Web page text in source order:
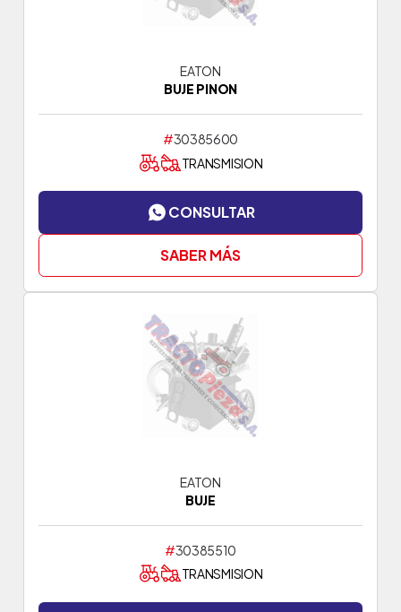
EATON
BUJE PINON
#30385600
TRANSMISION
CONSULTAR
SABER MÁS
EATON
BUJE
#30385510
TRANSMISION